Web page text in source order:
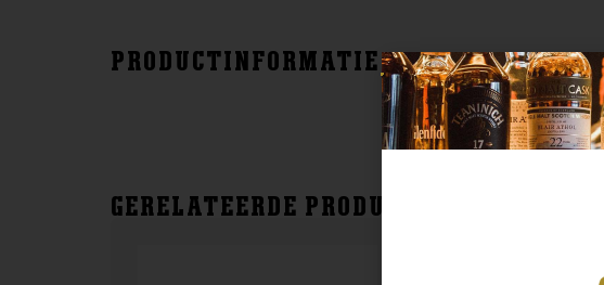
PRODUCTINFORMATIE
GERELATEERDE PRODUCTEN